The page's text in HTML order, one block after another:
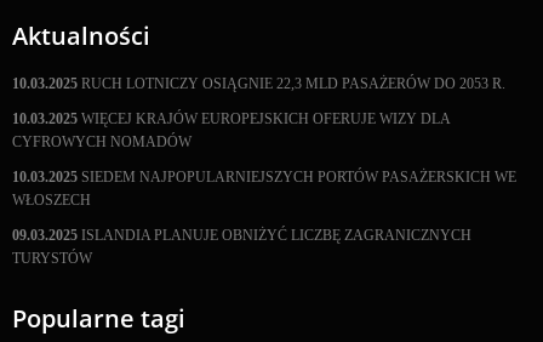
Aktualności
10.03.2025 RUCH LOTNICZY OSIĄGNIE 22,3 MLD PASAŻERÓW DO 2053 R.
10.03.2025 WIĘCEJ KRAJÓW EUROPEJSKICH OFERUJE WIZY DLA
CYFROWYCH NOMADÓW
10.03.2025 SIEDEM NAJPOPULARNIEJSZYCH PORTÓW PASAŻERSKICH WE
WŁOSZECH
09.03.2025 ISLANDIA PLANUJE OBNIŻYĆ LICZBĘ ZAGRANICZNYCH
TURYSTÓW
Popularne tagi